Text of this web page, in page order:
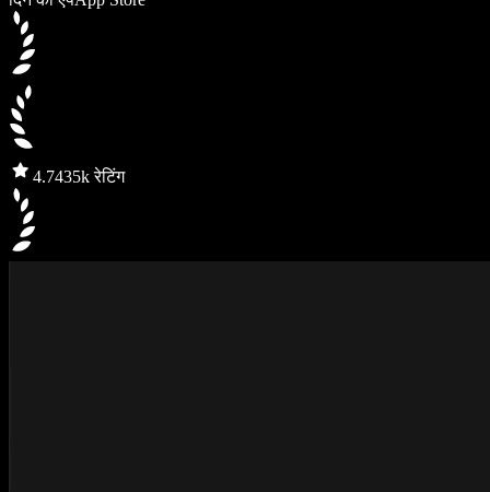
4.7435k रेटिंग